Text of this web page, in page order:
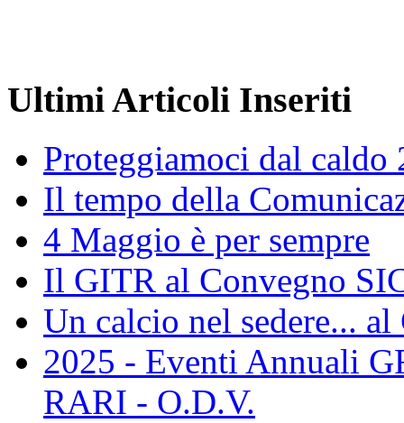
Ultimi Articoli Inseriti
Proteggiamoci dal caldo
Il tempo della
4 Maggio è per sempre
Il GITR al Convegno
Un calcio nel sedere...
2025 - Eventi Annuali
RARI - O.D.V.